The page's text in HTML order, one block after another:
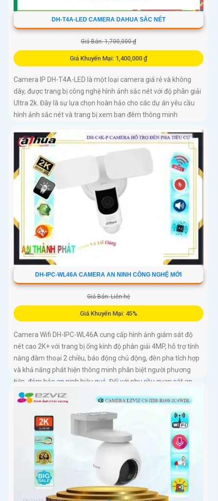
DH-T4A-LED CAMERA DAHUA SẮC NÉT
Giá Bán: 1,700,000 ₫
Giá Khuyến Mại: 1,400,000 ₫
Camera IP DH-T4A-LED là một loại camera giá rẻ và không
dây, được trang bị công nghệ hình ảnh sắc nét với độ phân giải
Ultra 2k. Đây là sự lựa chọn hoàn hảo cho các dự án yêu cầu
hình ảnh sắc nét và trang bị xem ban đêm thông minh
DH-IPC-WL46A CAMERA AN NINH CÔNG NGHỆ MỚI
Giá Bán: Liên hệ
Giá Khuyến Mại: 45%
Camera Wifi DH-IPC-WL46A cung cấp hình ảnh giám sát độ
nét cao 2K+ với trang bị ống kính độ phân giải 4MP, hỗ trợ tính
năng đàm thoại 2 chiều, báo động chủ động, đèn pha tích hợp
và khả năng phát hiện thông minh phân biệt người phương
tiện, đảm bảo an ninh hiệu quả. Đối với nhu cầu quan sát an
ninh ngoài trời thì camera Dahua DH-IPC-WL46A chính là sự
lựa chọn vô cùng phù hợpCamera an ninh không dây DH-IPC-
WL46A là lựa chọn lý tưởng để bảo vệ ngôi nhà hoặc văn
phòng của bạn